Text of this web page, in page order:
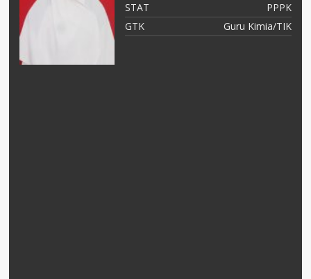
STAT
PPPK
GTK
Guru Kimia/TIK